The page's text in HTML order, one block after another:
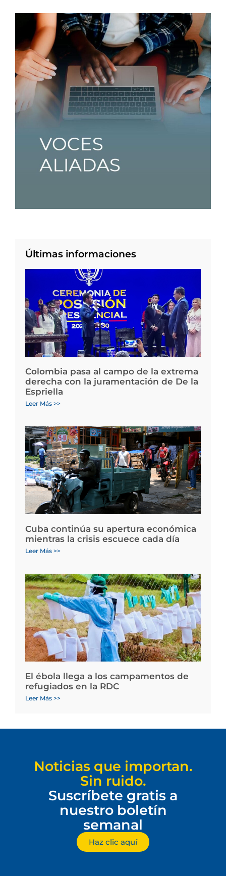
Últimas informaciones
Colombia pasa al campo de la extrema
derecha con la juramentación de De la
Espriella
Leer Más >>
Cuba continúa su apertura económica
mientras la crisis escuece cada día
Leer Más >>
El ébola llega a los campamentos de
refugiados en la RDC
Leer Más >>
Noticias que importan.
Sin ruido.
Suscríbete gratis a
nuestro boletín
semanal
Haz clic aquí